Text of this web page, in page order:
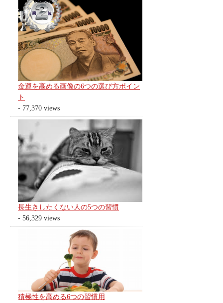
金運を高める画像の6つの選び方ポイン
ト
- 77,370 views
長生きしたくない人の5つの習慣
- 56,329 views
積極性を高める6つの習慣用